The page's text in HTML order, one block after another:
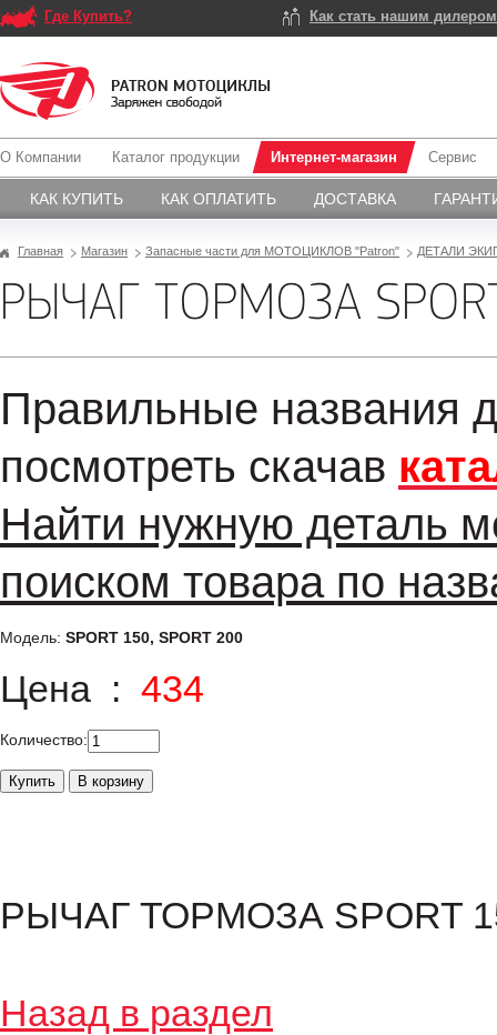
Где Купить? Как стать нашим
О Компании Каталог продукции Интернет-магазин
КАК КУПИТЬ КАК ОПЛАТИТЬ ДОСТАВКА
Сервис
Главная Магазин Запасные части для МОТОЦИКЛОВ "Patron" ДЕТАЛИ
РЫЧАГ ТОРМОЗА
Правильные названия
посмотреть скачав
Найти нужную деталь
поиском товара по
Модель: SPORT 150, SPORT 200
Цена : 434
Количество:
РЫЧАГ ТОРМОЗА SPORT
Назад в раздел